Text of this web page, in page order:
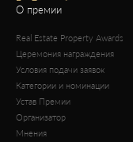
О премии
Real Estate Property Awards
Церемония награждения
Условия подачи заявок
Категории и номинации
Устав Премии
Организатор
Мнения